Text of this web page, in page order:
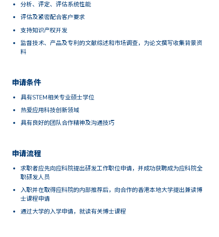
分析、评定、评估系统性能
评估及紧密配合客户要求
支持知识产权开发
监督技术、产品及专利的文献综述和市场调查，为论文撰写收集背景资
料
申请条件
具有STEM相关专业硕士学位
热爱应用科技创新领域
具有良好的团队合作精神及沟通技巧
申请流程
求职者应先向应科院提出研发工作职位申请，并成功获聘成为应科院全
职研发人员
入职并在取得应科院的内部推荐后，向合作的香港本地大学提出兼读博
士课程申请
通过大学的入学申请，就读有关博士课程